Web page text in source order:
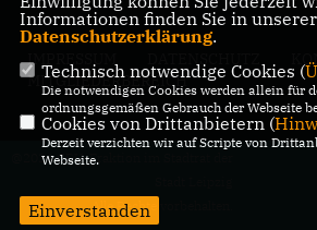
IMPRESSUM
MITGLIEDERBEREICH
@2026 CDU-Fraktion im Stadtrat der
Alle Rechte vorbehalten.
Informationen finden Sie in unserer
Datenschutzerklärung.
Technisch notwendige Cookies (
Die notwendigen Cookies werden allein für
ordnungsgemäßen Gebrauch der Webseite
Cookies von Drittanbietern (
Derzeit verzichten wir auf Scripte von
Webseite.
Einverstanden